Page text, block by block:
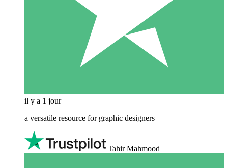
il y a 1 jour
a versatile resource for graphic designers
Tahir Mahmood